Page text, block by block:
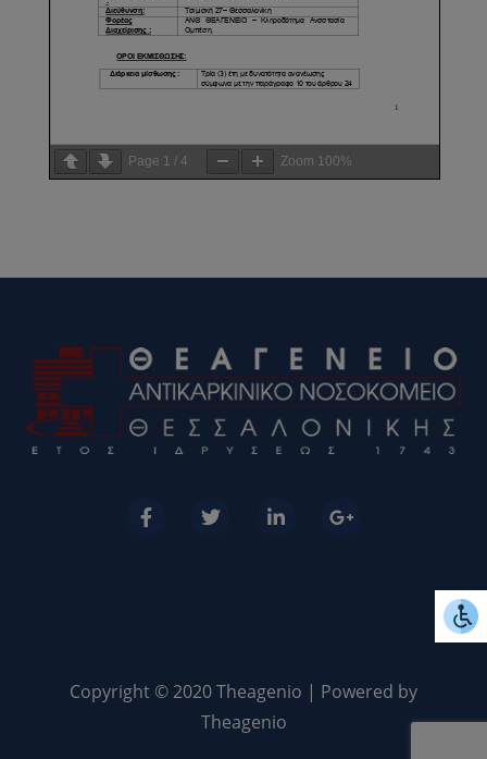
Page 1 / 4 Zoom 100%
Copyright © 2020 Theagenio | Powered by
Theagenio